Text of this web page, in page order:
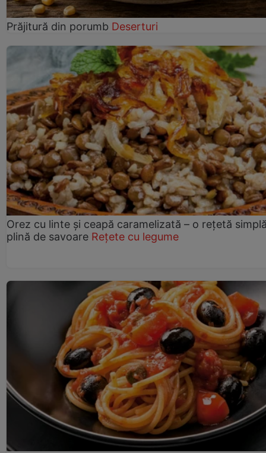
Prăjitură din porumb Deserturi
Orez cu linte și ceapă caramelizată – o rețetă
plină de savoare Rețete cu legume